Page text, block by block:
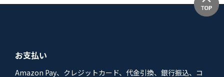
お支払い
Amazon Pay、クレジットカード、代金引換、銀行振込、コ